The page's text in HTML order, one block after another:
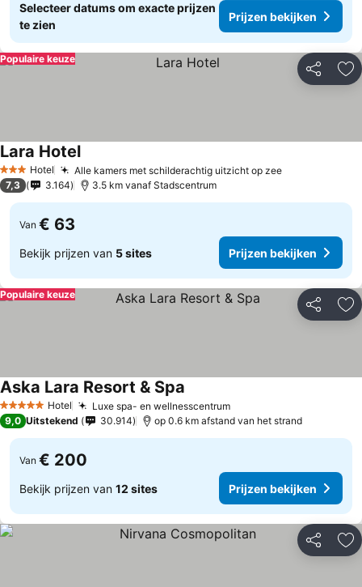
Selecteer datums om exacte prijzen
te zien
Prijzen bekijken
Delen
Populaire keuze
3 SterrenHotel Alle kamers met schilderachtig uitzicht op zee
Lara Hotel
7,3 3.164 3.5 km vanaf Stadscentrum
Van € 63
Bekijk prijzen van 5 sites Prijzen bekijken
Delen
Populaire keuze
5 Sterren Hotel Luxe spa- en wellnesscentrum
Aska Lara Resort & Spa
9,0 Uitstekend 30.914 op 0.6 km afstand van het strand
Van € 200
Bekijk prijzen van 12 sites Prijzen bekijken
Delen